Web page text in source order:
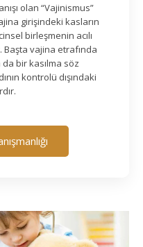
olan “Vajinismus”
girişindeki kasların
birleşmenin acılı
Başta vajina etrafında
bir kasılma söz
kontrolü dışındaki